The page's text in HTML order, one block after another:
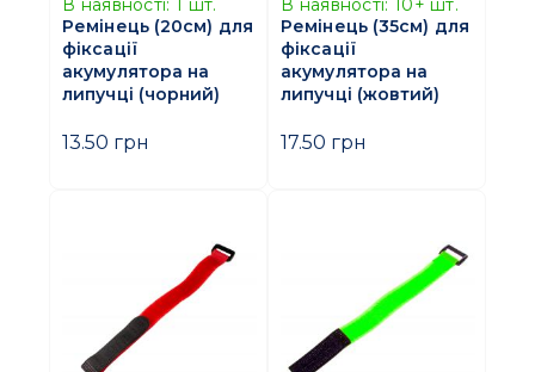
В наявності: 1 шт.
Ремінець (20см) для
фіксації
акумулятора на
липучці (чорний)
13.50 грн
В наявності: 10+ шт.
Ремінець (35см) для
фіксації
акумулятора на
липучці (жовтий)
17.50 грн